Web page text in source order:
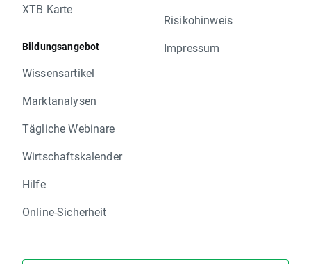
XTB Karte
Bildungsangebot
Wissensartikel
Marktanalysen
Tägliche Webinare
Wirtschaftskalender
Hilfe
Online-Sicherheit
Risikohinweis
Impressum